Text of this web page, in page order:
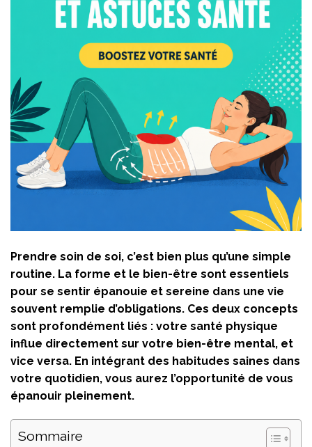
Prendre soin de soi, c’est bien plus qu’une simple
routine. La forme et le bien-être sont essentiels
pour se sentir épanouie et sereine dans une vie
souvent remplie d’obligations. Ces deux concepts
sont profondément liés : votre santé physique
influe directement sur votre bien-être mental, et
vice versa. En intégrant des habitudes saines dans
votre quotidien, vous aurez l’opportunité de vous
épanouir pleinement.
Sommaire